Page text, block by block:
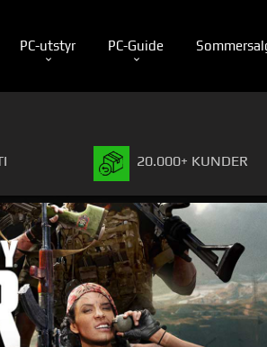
PC-utstyr PC-Guide
20.000+ KUNDER